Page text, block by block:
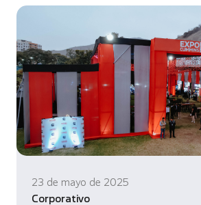
23 de mayo de 2025
Corporativo